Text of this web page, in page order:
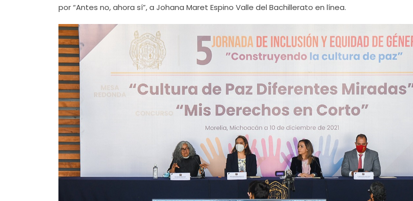
por “Antes no, ahora sí”, a Johana Maret Espino Valle del Bachillerato en línea.